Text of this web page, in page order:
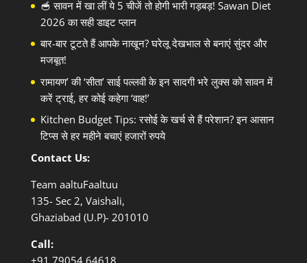
🥣 सावन में खा लीं ये 5 चीजें तो होगी भारी गड़बड़! Sawan Diet
2026 का सही डाइट प्लान
बार-बार टूटते हैं आपके नाखून? घरेलू देखभाल से बनाएं सुंदर और
मजबूत!
रामायण’ की ‘सीता’ साई पल्लवी के इन सादगी भरे लुक्स को सावन में
करें ट्राई, हर कोई कहेगा ‘वाह!’
Kitchen Budget Tips: रसोई के खर्च से हैं परेशान? इन आसान
टिप्स से हर महीने बचाएं हजारों रुपये
Contact Us:
Team aaltuFaaltuu
135- Sec 2, Vaishali,
Ghaziabad (U.P)- 201010
Call:
+91 79054 64618